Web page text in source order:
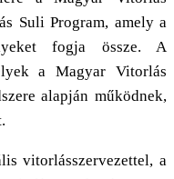
Suli Program, amely a
fogja össze. A
a Magyar Vitorlás
alapján működnek,
vitorlásszervezettel, a